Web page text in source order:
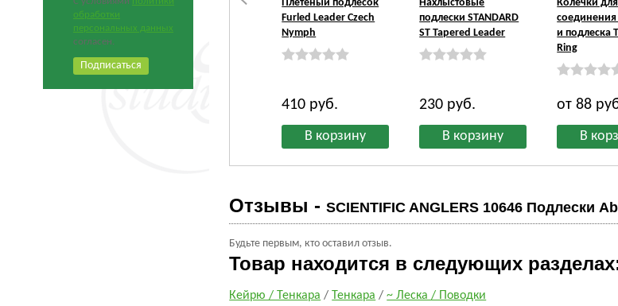
обработки
персональных данных
согласен.
Плетеный подлесок
Furled Leader Czech
Nymph
410 руб.
Нахлыстовые
подлески STANDARD
ST Tapered Leader
230 руб.
Колечки для
и подлеска
Ring
от 88
Отзывы -SCIENTIFIC ANGLERS 10646 Подлески
Будьте первым, кто оставил отзыв.
Товар находится в следующих
Кейрю / Тенкара / Тенкара /~ Леска / Поводки